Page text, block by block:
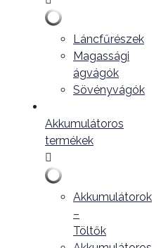
Láncfűrészek
Magassági
ágvágók
Sövényvágók
Akkumulátoros
termékek
Akkumulátorok
–
Töltők